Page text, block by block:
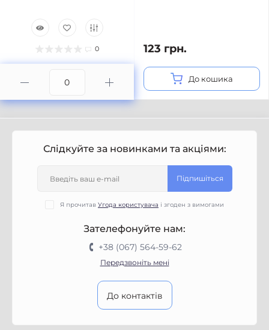
0 123 грн.
До кошика
Слідкуйте за новинками та акціями:
Підпишіться
Я прочитав Угода користувача і згоден з вимогами
Зателефонуйте нам:
+38 (067) 564-59-62
Передзвоніть мені
До контактів